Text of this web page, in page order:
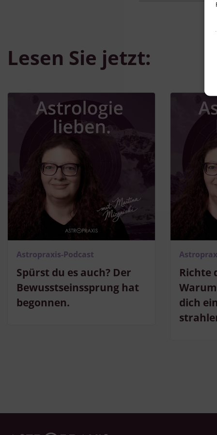
Lesen Sie jetzt:
Spürst du es auch? Der
Bewusstseinssprung hat
begonnen.
Astropraxis-Podcast
Richte
dich